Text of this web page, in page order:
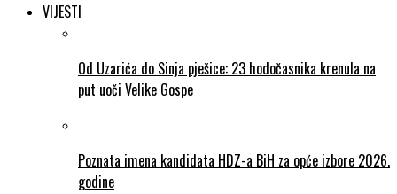
VIJESTI
Od Uzarića do Sinja pješice: 23 hodočasnika krenula na
put uoči Velike Gospe
Poznata imena kandidata HDZ-a BiH za opće izbore 2026.
godine